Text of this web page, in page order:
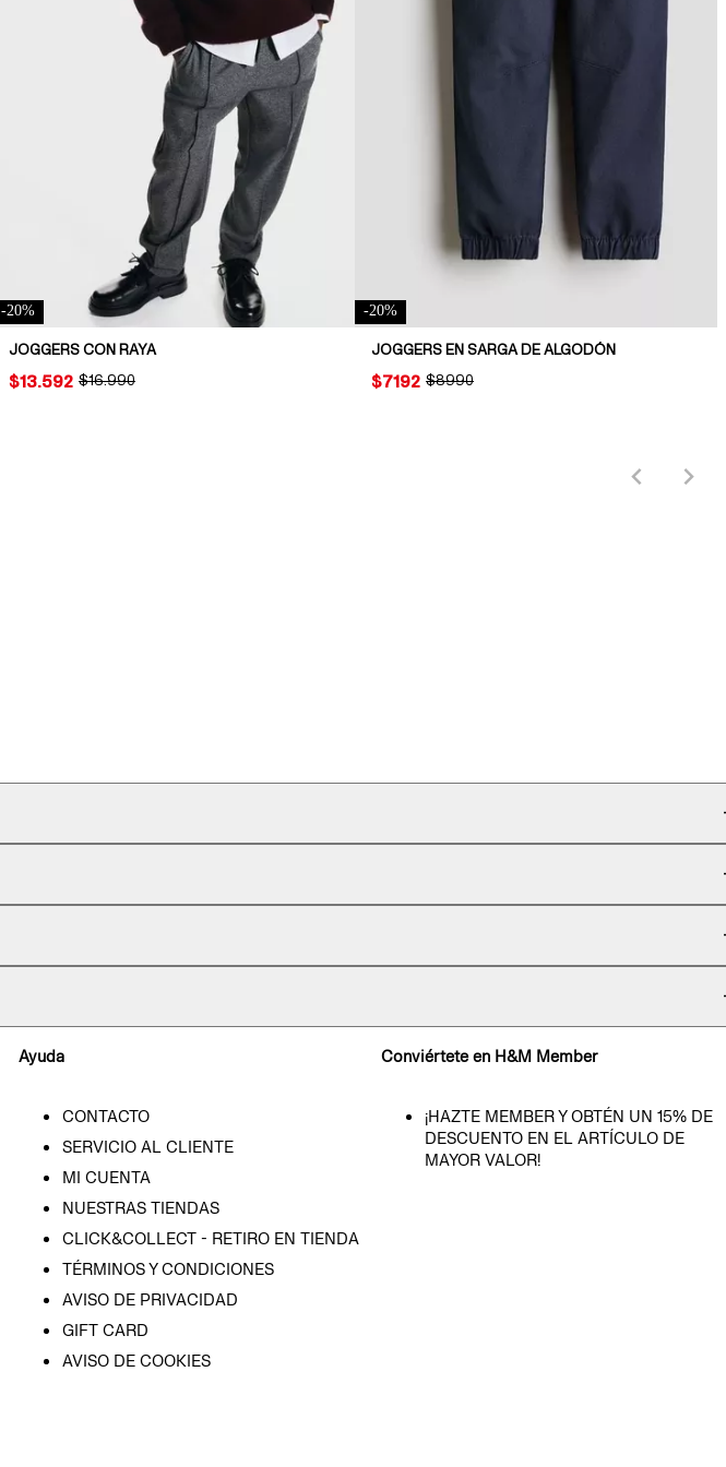
-20%
JOGGERS CON RAYA
ORIGINAL PRICE:
$16.990
PRICE:
$13.592
-20%
JOGGERS EN SARGA DE ALGODÓN
ORIGINAL PRICE:
$8990
PRICE:
$7192
Ayuda
CONTACTO
SERVICIO AL CLIENTE
MI CUENTA
NUESTRAS TIENDAS
CLICK&COLLECT - RETIRO EN TIENDA
TÉRMINOS Y CONDICIONES
AVISO DE PRIVACIDAD
GIFT CARD
AVISO DE COOKIES
Conviértete en H&M Member
¡HAZTE MEMBER Y OBTÉN UN 15% DE
DESCUENTO EN EL ARTÍCULO DE
MAYOR VALOR!